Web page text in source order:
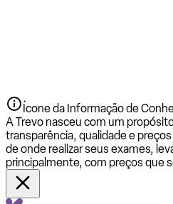
Ícone da Informação de
A Trevo nasceu com um
transparência, qualidade e
de onde realizar seus exames,
principalmente, com preços que